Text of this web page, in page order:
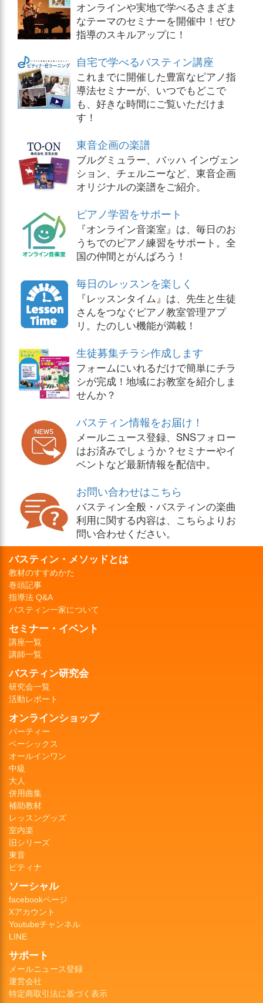
オンラインや実地で学べるさまざま
なテーマのセミナーを開催中！ぜひ
指導のスキルアップに！
自宅で学べるバスティン講座
これまでに開催した豊富なピアノ指
導法セミナーが、いつでもどこで
も、好きな時間にご覧いただけま
す！
東音企画の楽譜
ブルグミュラー、バッハ インヴェン
ション、チェルニーなど、東音企画
オリジナルの楽譜をご紹介。
ピアノ学習をサポート
『オンライン音楽室』は、毎日のお
うちでのピアノ練習をサポート。全
国の仲間とがんばろう！
毎日のレッスンを楽しく
『レッスンタイム』は、先生と生徒
さんをつなぐピアノ教室管理アプ
リ。たのしい機能が満載！
生徒募集チラシ作成します
フォームにいれるだけで簡単にチラ
シが完成！地域にお教室を紹介しま
せんか？
バスティン情報をお届け！
メールニュース登録、SNSフォロー
はお済みでしょうか？セミナーやイ
ベントなど最新情報を配信中。
お問い合わせはこちら
バスティン全般・バスティンの楽曲
利用に関する内容は、こちらよりお
問い合わせください。
バスティン・メソッドとは
教材のすすめかた
巻頭記事
指導法 Q&A
バスティン一家について
セミナー・イベント
講座一覧
講師一覧
バスティン研究会
研究会一覧
活動レポート
オンラインショップ
パーティー
ベーシックス
オールインワン
中級
大人
併用曲集
補助教材
レッスングッズ
室内楽
旧シリーズ
東音
ピティナ
ソーシャル
facebookページ
Xアカウント
Youtubeチャンネル
LINE
サポート
メールニュース登録
運営会社
特定商取引法に基づく表示